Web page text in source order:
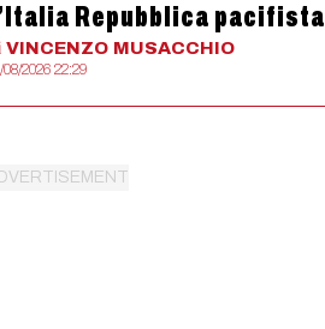
Repubblica pacifista
VINCENZO MUSACCHIO
08/2026 22:29